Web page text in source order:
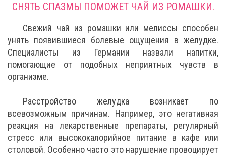
СНЯТЬ СПАЗМЫ ПОМОЖЕТ ЧАЙ ИЗ РОМАШКИ.
Свежий чай из ромашки или мелиссы способен
унять появившиеся болевые ощущения в желудке.
Специалисты из Германии назвали напитки,
помогающие от подобных неприятных чувств в
организме.
Расстройство желудка возникает по
всевозможным причинам. Например, это негативная
реакция на лекарственные препараты, регулярный
стресс или высококалорийное питание в кафе или
столовой. Особенно часто это нарушение провоцирует